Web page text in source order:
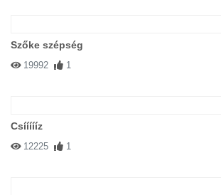
Szőke szépség
19992 1
Csíííííz
12225 1